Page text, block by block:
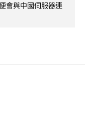
會與中國伺服器連